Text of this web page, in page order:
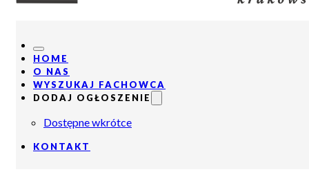
HOME
O NAS
WYSZUKAJ FACHOWCA
DODAJ OGŁOSZENIE
Dostępne wkrótce
KONTAKT